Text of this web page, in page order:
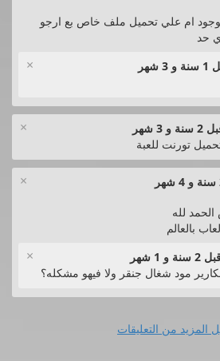
ام علي تحميل ملف خاص بع ارجو
حد
×
شهر
×
و 3 شهر
تورنت للعبة
×
لله
بالعالم
×
2 سنة و 1 شهر
مود شغال جنقر ولا فيهو مشكله؟
المزيد من التعليقات